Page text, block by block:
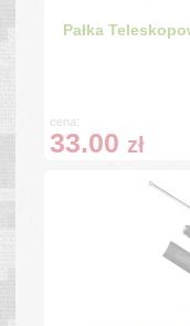
Pałka
cena:
33.00 zł